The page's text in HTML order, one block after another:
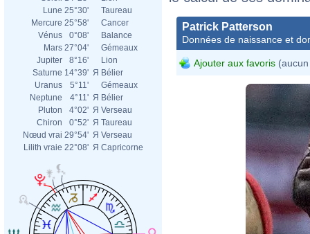
Lune 25°30'
Taureau
Mercure 25°58'
Cancer
Vénus
0°08'
Balance
Mars 27°04'
Gémeaux
Jupiter
8°16'
Lion
Saturne 14°39' Я Bélier
Uranus
5°11'
Gémeaux
Neptune
4°11' Я Bélier
Pluton
4°02' Я Verseau
Chiron
0°52' Я Taureau
Nœud vrai 29°54' Я Verseau
Lilith vraie 22°08' Я Capricorne
Patrick Patterson
Données de naissance et
Ajouter aux favoris